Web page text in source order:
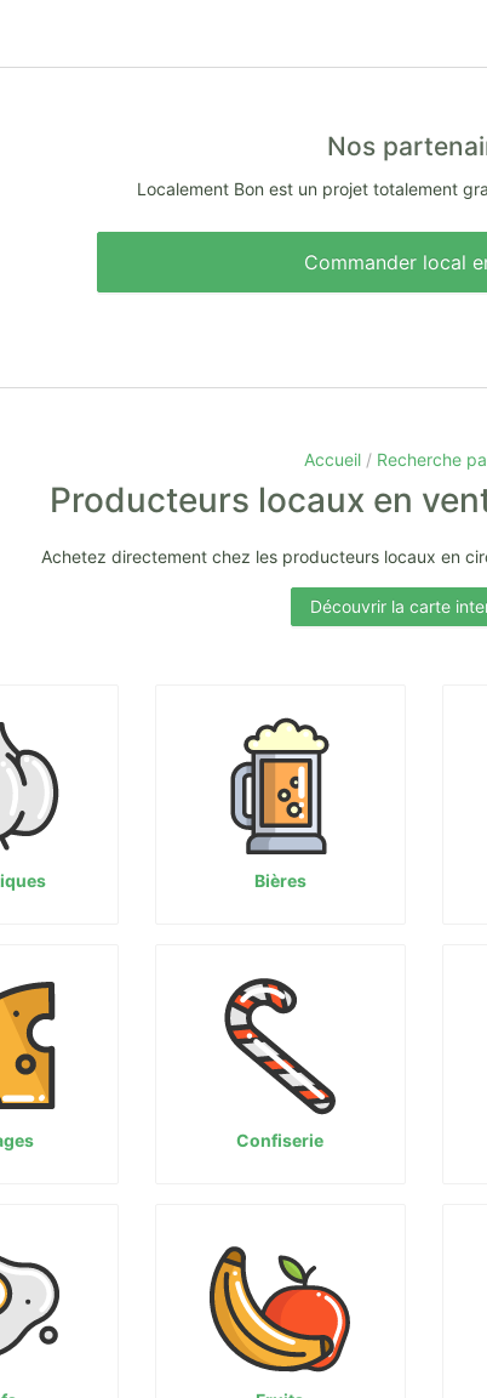
Nos
Localement Bon est un projet totalement
Commander local
Accueil Recherche
Producteurs locaux en
Achetez directement chez les producteurs locaux en
Découvrir la carte
Bières
Confiserie